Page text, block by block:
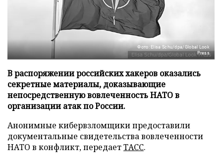
Фото: Elisa Schu/dpa/Global Look
Press
В распоряжении российских хакеров оказались
секретные материалы, доказывающие
непосредственную вовлеченность НАТО в
организации атак по России.
Анонимные кибервзломщики предоставили
документальные свидетельства вовлеченности
НАТО в конфликт, передаетТАСС.